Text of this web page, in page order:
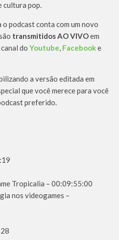
cultura pop.
podcast conta com um novo
transmitidos AO VIVOem
do Youtube, Facebooke
a versão editada em
que você merece para você
preferido.
Tropicalia – 00:09:55:00
nos videogames –